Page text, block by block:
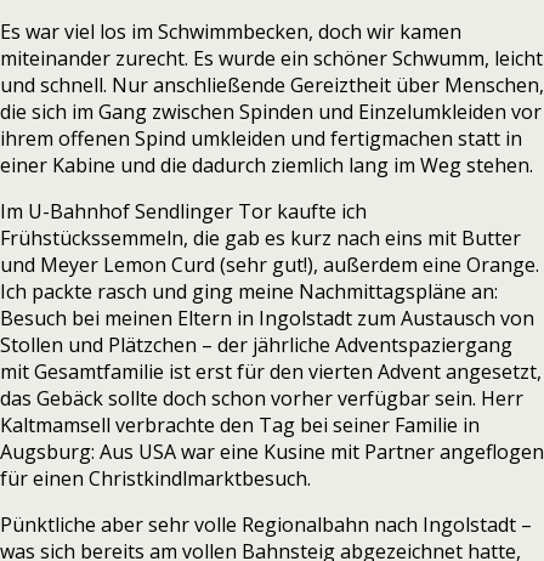
Es war viel los im Schwimmbecken, doch wir kamen
miteinander zurecht. Es wurde ein schöner Schwumm, leicht
und schnell. Nur anschließende Gereiztheit über Menschen,
die sich im Gang zwischen Spinden und Einzelumkleiden vor
ihrem offenen Spind umkleiden und fertigmachen statt in
einer Kabine und die dadurch ziemlich lang im Weg stehen.
Im U-Bahnhof Sendlinger Tor kaufte ich
Frühstückssemmeln, die gab es kurz nach eins mit Butter
und Meyer Lemon Curd (sehr gut!), außerdem eine Orange.
Ich packte rasch und ging meine Nachmittagspläne an:
Besuch bei meinen Eltern in Ingolstadt zum Austausch von
Stollen und Plätzchen – der jährliche Adventspaziergang
mit Gesamtfamilie ist erst für den vierten Advent angesetzt,
das Gebäck sollte doch schon vorher verfügbar sein. Herr
Kaltmamsell verbrachte den Tag bei seiner Familie in
Augsburg: Aus USA war eine Kusine mit Partner angeflogen
für einen Christkindlmarktbesuch.
Pünktliche aber sehr volle Regionalbahn nach Ingolstadt –
was sich bereits am vollen Bahnsteig abgezeichnet hatte,